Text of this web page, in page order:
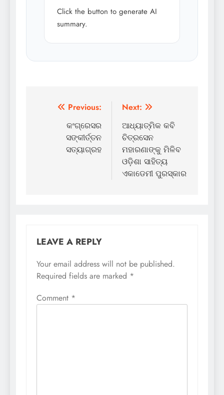
Click the button to generate AI
summary.
Post
navigation
Previous:
କଂଗ୍ରେସର
ସଙ୍କୀର୍ତ୍ତନ
ସତ୍ୟାଗ୍ରହ
Next:
ଆଧ୍ୟାତ୍ମିକ କବି
ଚିତ୍ରସେନ
ମହାରଣାଙ୍କୁ ମିଳିବ
ଓଡ଼ିଶା ସାହିତ୍ୟ
ଏକାଡେମୀ ପୁରସ୍କାର
LEAVE A REPLY
Your email address will not be published.
Required fields are marked *
Comment *